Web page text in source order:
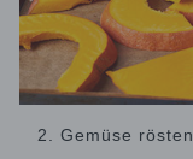
2. Gemüse rösten